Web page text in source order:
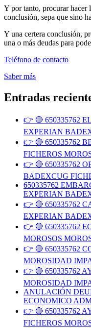
Y por tanto, procurar hacer
conclusión, sepa que sino
Y una certera conclusión,
una o más deudas para
Teléfono de contacto
Saber más
Entradas
👉 🔴 650335762
EXPERIAN
👉 🔴 650335762
FICHEROS
👉 🔴 650335762
BADEXCUG
650335762
EXPERIAN
👉 🔴 650335762
EXPERIAN
👉 🔴 650335762
MOROSOS
👉 🔴 650335762
MOROSIDAD
👉 🔴 650335762
MOROSIDAD
ANULACIÓN
ECONOMICO
👉 🔴 650335762
FICHEROS